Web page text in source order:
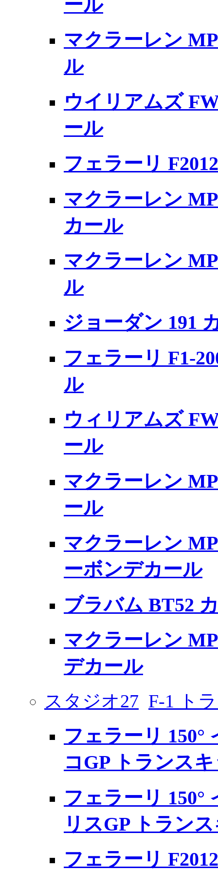
ール
マクラーレン
ル
ウイリアムズ
ール
フェラーリ
マクラーレン
カール
マクラーレン
ル
ジョーダン 191
フェラーリ F1-
ル
ウィリアムズ
ール
マクラーレン
ール
マクラーレン
ーボンデカール
ブラバム BT52
マクラーレン
デカール
スタジオ27 F-1 ト
フェラーリ 150°
コGP トランス
フェラーリ 150°
リスGP トラン
フェラーリ